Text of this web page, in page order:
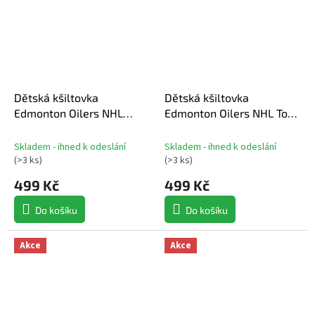
Dětská kšiltovka
Edmonton Oilers NHL
Skladem - ihned k odeslání
(>3 ks)
499 Kč
Do košíku
Dětská kšiltovka
Edmonton Oilers NHL Top
Skladem - ihned k odeslání
(>3 ks)
499 Kč
Do košíku
Akce Akce